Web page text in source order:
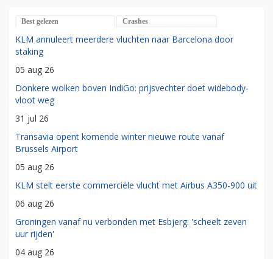
Best gelezen Crashes
KLM annuleert meerdere vluchten naar Barcelona door
staking
05 aug 26
Donkere wolken boven IndiGo: prijsvechter doet widebody-
vloot weg
31 jul 26
Transavia opent komende winter nieuwe route vanaf
Brussels Airport
05 aug 26
KLM stelt eerste commerciële vlucht met Airbus A350-900 uit
06 aug 26
Groningen vanaf nu verbonden met Esbjerg: 'scheelt zeven
uur rijden'
04 aug 26